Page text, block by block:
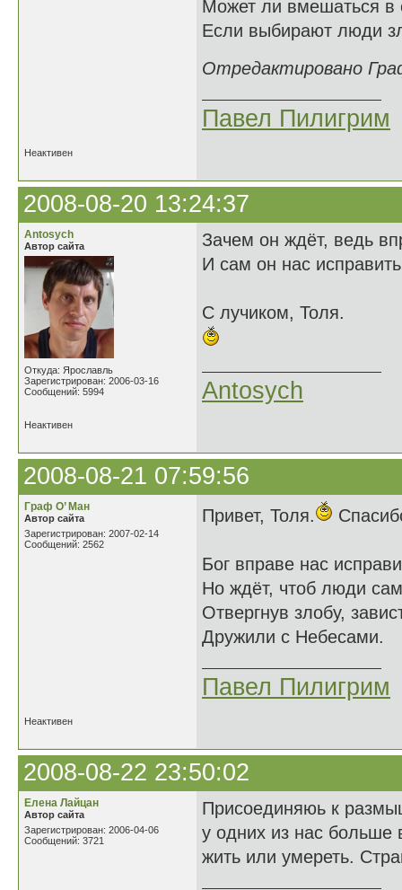
Может ли вмешаться в
Если выбирают люди
Отредактировано
Павел Пилигрим
Неактивен
2008-08-20 13:24:37
Antosych
Автор сайта
Откуда: Ярославль
Зарегистрирован: 2006-03-16
Сообщений: 5994
Зачем он ждёт, ведь
И сам он нас
С лучиком, Толя.
Antosych
Неактивен
2008-08-21 07:59:56
Граф О’ Ман
Автор сайта
Зарегистрирован: 2007-02-14
Сообщений: 2562
Привет, Толя.
Бог вправе нас
Но ждёт, чтоб люди
Отвергнув злобу,
Дружили с Небесами.
Павел Пилигрим
Неактивен
2008-08-22 23:50:02
Елена Лайцан
Автор сайта
Зарегистрирован: 2006-04-06
Сообщений: 3721
Присоединяюь к
у одних из нас больше
жить или умереть.